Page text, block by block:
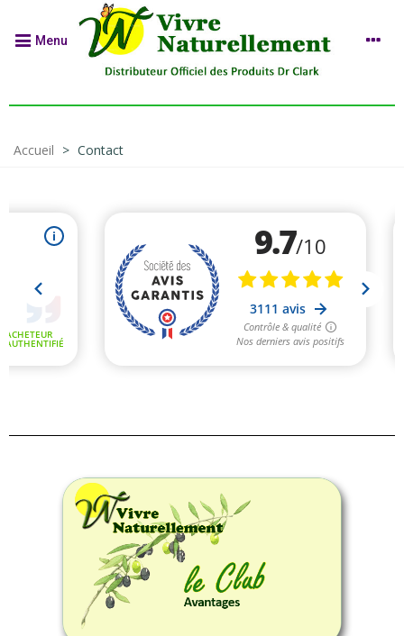
Menu
Accueil > Contact